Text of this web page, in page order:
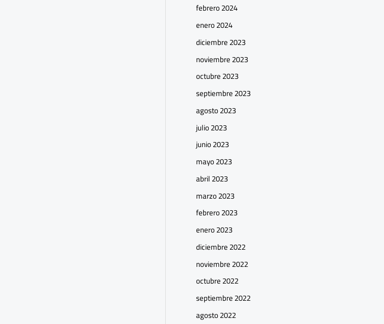
febrero 2024
enero 2024
diciembre 2023
noviembre 2023
octubre 2023
septiembre 2023
agosto 2023
julio 2023
junio 2023
mayo 2023
abril 2023
marzo 2023
febrero 2023
enero 2023
diciembre 2022
noviembre 2022
octubre 2022
septiembre 2022
agosto 2022